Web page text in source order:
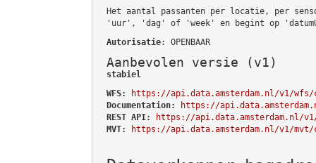
Het aantal passanten per locatie, per
'uur', 'dag' of 'week' en begint op
Autorisatie: OPENBAAR
Aanbevolen versie (v1)
stabiel
WFS:
https://api.data.amsterdam.nl/v1/wfs/
Documentation:
https://
REST API:
https://api.data.amsterdam.nl/
MVT:
https://api.data.amsterdam.nl/v1/mvt/